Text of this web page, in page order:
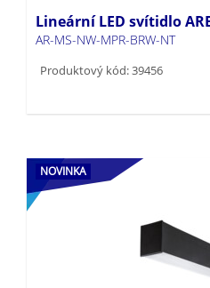
Lineární LED svítidlo
AR-MS-NW-MPR-BRW-NT
Produktový kód: 39456
NOVINKA